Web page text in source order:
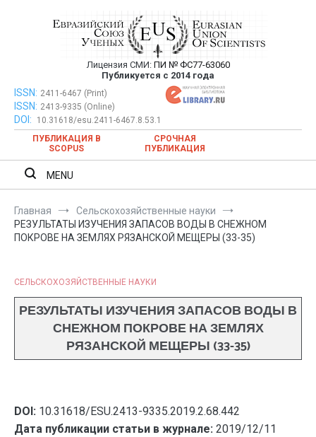
Евразийский Союз Ученых —
публикация научных статей в
ежемесячном научном журнале
Лицензия СМИ: ПИ № ФС77-63060
Публикуется с 2014 года
Евразийский Союз Ученых — публикация научных статей в
ежемесячном научном журнале
ISSN: 2411-6467 (Print)
ISSN: 2413-9335 (Online)
DOI:
10.31618/esu.2411-6467.8.53.1
ПУБЛИКАЦИЯ В
SCOPUS
СРОЧНАЯ
ПУБЛИКАЦИЯ
MENU
Главная
Сельскохозяйственные науки
РЕЗУЛЬТАТЫ ИЗУЧЕНИЯ ЗАПАСОВ ВОДЫ В СНЕЖНОМ
ПОКРОВЕ НА ЗЕМЛЯХ РЯЗАНСКОЙ МЕЩЕРЫ (33-35)
СЕЛЬСКОХОЗЯЙСТВЕННЫЕ НАУКИ
РЕЗУЛЬТАТЫ ИЗУЧЕНИЯ ЗАПАСОВ ВОДЫ В
СНЕЖНОМ ПОКРОВЕ НА ЗЕМЛЯХ
РЯЗАНСКОЙ МЕЩЕРЫ (33-35)
DOI: 10.31618/ESU.2413-9335.2019.2.68.442
Дата публикации статьи в журнале: 2019/12/11